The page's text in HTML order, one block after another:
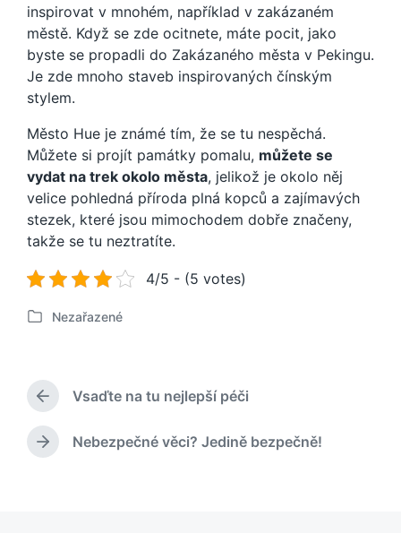
inspirovat v mnohém, například v zakázaném
městě. Když se zde ocitnete, máte pocit, jako
byste se propadli do Zakázaného města v Pekingu.
Je zde mnoho staveb inspirovaných čínským
stylem.
Město Hue je známé tím, že se tu nespěchá.
Můžete si projít památky pomalu, můžete se
vydat na trek okolo města, jelikož je okolo něj
velice pohledná příroda plná kopců a zajímavých
stezek, které jsou mimochodem dobře značeny,
takže se tu neztratíte.
4/5 - (5 votes)
P
i
o
v
Nezařazené
P
ř
e
d
Vsaďte na tu nejlepší péči
N
Nebezpečné věci? Jedině bezpečně!